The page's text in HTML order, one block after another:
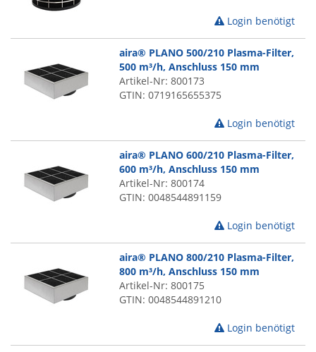
Login benötigt
aira® PLANO 500/210 Plasma-Filter,
500 m³/h, Anschluss 150 mm
Artikel-Nr: 800173
GTIN: 0719165655375
Login benötigt
aira® PLANO 600/210 Plasma-Filter,
600 m³/h, Anschluss 150 mm
Artikel-Nr: 800174
GTIN: 0048544891159
Login benötigt
aira® PLANO 800/210 Plasma-Filter,
800 m³/h, Anschluss 150 mm
Artikel-Nr: 800175
GTIN: 0048544891210
Login benötigt